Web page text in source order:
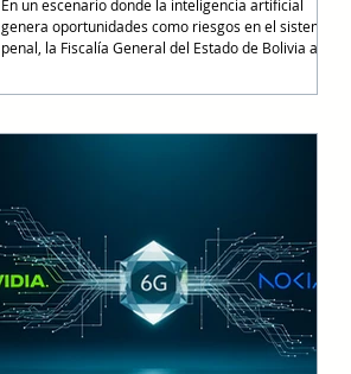
En un escenario donde la inteligencia artificial
genera oportunidades como riesgos en el sistema
penal, la Fiscalía General del Estado de Bolivia abrió
internacionales, donde examinan cómo la IA incide
institucional y la protección de los derechos